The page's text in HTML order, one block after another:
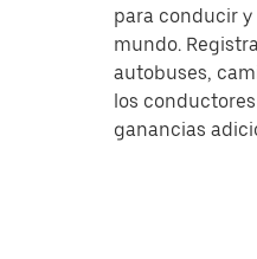
para conducir y
mundo.
autobuses,
los
ganancias